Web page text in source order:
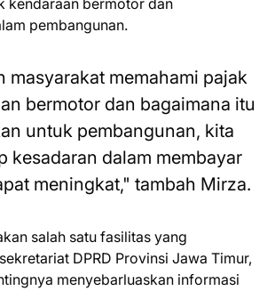
kendaraan bermotor dan
pembangunan.
masyarakat memahami pajak
bermotor dan bagaimana itu
untuk pembangunan, kita
kesadaran dalam membayar
meningkat," tambah Mirza.
salah satu fasilitas yang
DPRD Provinsi Jawa Timur,
menyebarluaskan informasi